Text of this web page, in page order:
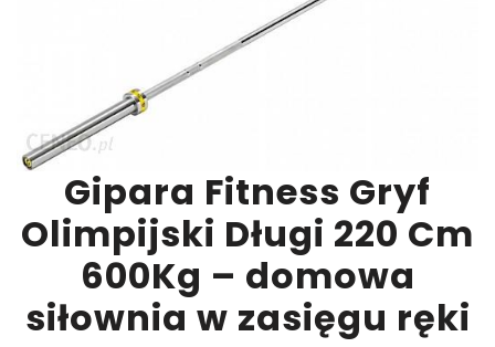
Gipara Fitness Gryf
Olimpijski Długi 220 Cm
600Kg – domowa
siłownia w zasięgu ręki